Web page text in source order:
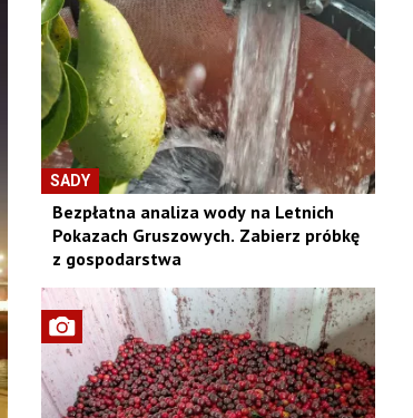
SADY
Bezpłatna analiza wody na Letnich
Pokazach Gruszowych. Zabierz próbkę
z gospodarstwa